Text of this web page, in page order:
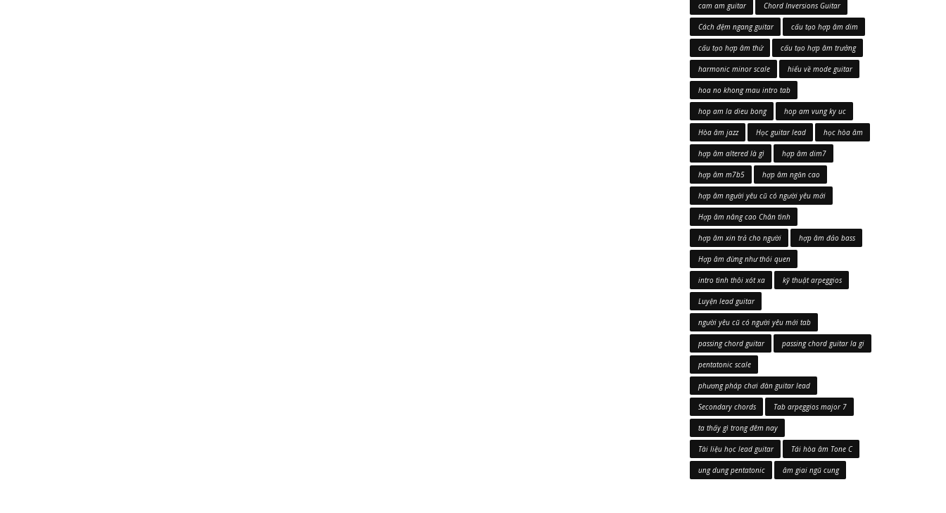
cam am guitar Chord Inversions Guitar
Cách đệm ngang guitar cấu tạo hợp âm dim
cấu tạo hợp âm thứ cấu tạo hợp âm trưởng
harmonic minor scale hiểu về mode guitar
hoa no khong mau intro tab
hop am la dieu bong hop am vung ky uc
Hòa âm jazz Học guitar lead học hòa âm
hợp âm altered là gì hợp âm dim7
hợp âm m7b5 hợp âm ngăn cao
hợp âm người yêu cũ có người yêu mới
Hợp âm nâng cao Chân tình
hợp âm xin trả cho người hợp âm đảo bass
Hợp âm đừng như thói quen
intro tình thôi xót xa kỹ thuật arpeggios
Luyện lead guitar
người yêu cũ có người yêu mới tab
passing chord guitar passing chord guitar la gi
pentatonic scale
phương pháp chơi đàn guitar lead
Secondary chords Tab arpeggios major 7
ta thấy gì trong đêm nay
Tài liệu học lead guitar Tái hòa âm Tone C
ung dung pentatonic âm giai ngũ cung